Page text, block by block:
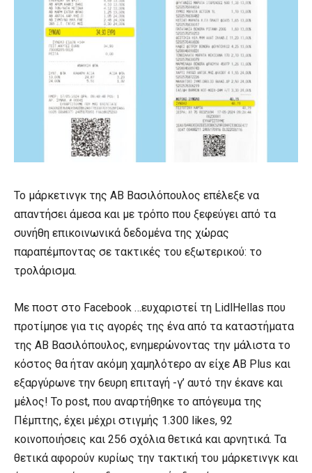
Το μάρκετινγκ της ΑΒ Βασιλόπουλος επέλεξε να
απαντήσει άμεσα και με τρόπο που ξεφεύγει από τα
συνήθη επικοινωνικά δεδομένα της χώρας
παραπέμποντας σε τακτικές του εξωτερικού: το
τρολάρισμα.
Με ποστ στο Facebook …ευχαριστεί τη LidlHellas που
προτίμησε για τις αγορές της ένα από τα καταστήματα
της ΑΒ Βασιλόπουλος, ενημερώνοντας την μάλιστα το
κόστος θα ήταν ακόμη χαμηλότερο αν είχε ΑΒ Plus και
εξαργύρωνε την 6ευρη επιταγή -γ’ αυτό την έκανε και
μέλος! Το post, που αναρτήθηκε το απόγευμα της
Πέμπτης, έχει μέχρι στιγμής 1.300 likes, 92
κοινοποιήσεις και 256 σχόλια θετικά και αρνητικά. Τα
θετικά αφορούν κυρίως την τακτική του μάρκετινγκ και